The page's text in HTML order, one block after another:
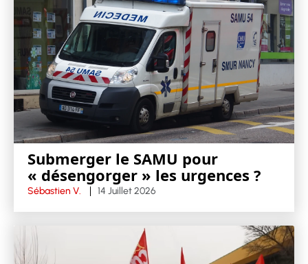
Submerger le SAMU pour
« désengorger » les urgences ?
Sébastien V. 14 Juillet 2026